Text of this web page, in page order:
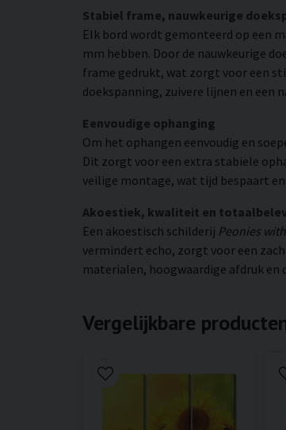
Stabiel frame, nauwkeurige
Elk bord wordt gemonteerd op een
mm hebben. Door de nauwkeurige
frame gedrukt, wat zorgt voor een
doekspanning, zuivere lijnen en een
Eenvoudige ophanging
Om het ophangen eenvoudig en
Dit zorgt voor een extra stabiele
veilige montage, wat tijd bespaart
Akoestiek, kwaliteit en
Een akoestisch schilderij Peonies
vermindert echo, zorgt voor een
materialen, hoogwaardige afdruk
Vergelijkbare